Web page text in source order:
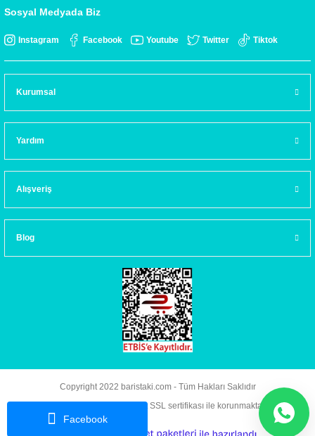
Facebook
Sosyal Medyada Biz
Instagram Facebook Youtube Twitter Tiktok
Kurumsal
Yardım
Alışveriş
Blog
Copyright 2022 baristaki.com - Tüm Hakları Saklıdır
Kredi kartı bilgileriniz 256bit SSL sertifikası ile korunmaktadır.
e- ile